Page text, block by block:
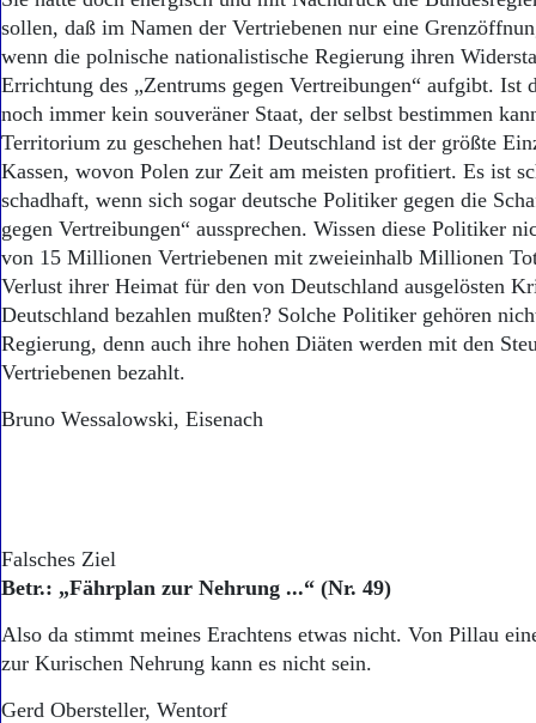
sollen, daß im Namen der Vertriebenen nur eine
wenn die polnische nationalistische Regierung ihren
Errichtung des „Zentrums gegen Vertreibungen“ aufgibt. Ist
noch immer kein souveräner Staat, der selbst bestimmen
Territorium zu geschehen hat! Deutschland ist der größte
Kassen, wovon Polen zur Zeit am meisten profitiert. Es ist
schadhaft, wenn sich sogar deutsche Politiker gegen die
gegen Vertreibungen“ aussprechen. Wissen diese Politiker
von 15 Millionen Vertriebenen mit zweieinhalb Millionen
Verlust ihrer Heimat für den von Deutschland ausgelösten
Deutschland bezahlen mußten? Solche Politiker gehören
Regierung, denn auch ihre hohen Diäten werden mit den
Vertriebenen bezahlt.
Bruno Wessalowski, Eisenach
Falsches Ziel
Betr.: „Fährplan zur Nehrung ...“ (Nr. 49)
Also da stimmt meines Erachtens etwas nicht. Von Pillau
zur Kurischen Nehrung kann es nicht sein.
Gerd Obersteller, Wentorf